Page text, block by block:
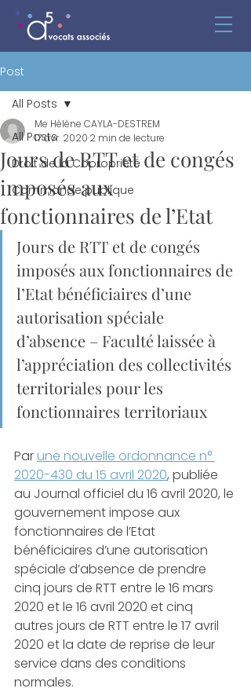
Post
All Posts
Droit de la Copropriété
Commande publique
All Posts
Jours de RTT et de congés
imposés aux
fonctionnaires de l’Etat
Me Hélène CAYLA-DESTREM
17 avr. 2020 2 min de lecture
Jours de RTT et de congés
imposés aux fonctionnaires de
l’Etat bénéficiaires d’une
autorisation spéciale
d’absence – Faculté laissée à
l’appréciation des collectivités
territoriales pour les
fonctionnaires territoriaux
Par une nouvelle ordonnance n°
2020-430 du 15 avril 2020, publiée
au Journal officiel du 16 avril 2020, le
gouvernement impose aux
fonctionnaires de l’Etat
bénéficiaires d’une autorisation
spéciale d’absence de prendre
cinq jours de RTT entre le 16 mars
2020 et le 16 avril 2020 et cinq
autres jours de RTT entre le 17 avril
2020 et la date de reprise de leur
service dans des conditions
normales.